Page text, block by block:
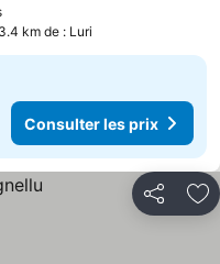
Consulter les prix
km de : Luri
Consulter les prix
Partager